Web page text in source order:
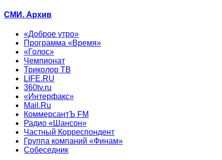
СМИ. Архив
«Доброе утро»
Программа «Время»
«Голос»
Чемпионат
Триколор ТВ
LIFE.RU
360tv.ru
«Интерфакс»
Mail.Ru
КоммерсантЪ FM
Радио «Шансон»
Частный Корреспондент
Группа компаний «Финам»
Собеседник